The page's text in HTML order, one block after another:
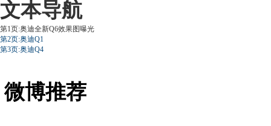
文本导航
第1页:奥迪全新Q6效果图曝光
第2页:奥迪Q1
第3页:奥迪Q4
微博推荐